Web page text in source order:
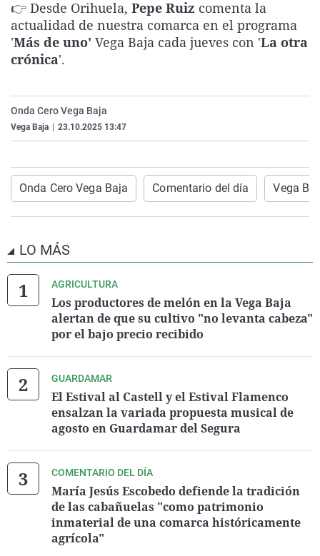
La rosa de los vientos
Gente viajera
Caso
Retornados
Extremadura
Galicia
Virales
Televisión
👉 Desde Orihuela, Pepe Ruiz comenta la
actualidad de nuestra comarca en el programa
'Más de uno' Vega Baja cada jueves con 'La otra
crónica'.
Onda Cero Vega Baja
Vega Baja 23.10.2025 13:47
Onda Cero Vega Baja Comentario del día Vega
LO MÁS
AGRICULTURA
Los productores de melón en la Vega Baja
alertan de que su cultivo "no levanta cabeza"
por el bajo precio recibido
GUARDAMAR
El Estival al Castell y el Estival Flamenco
ensalzan la variada propuesta musical de
agosto en Guardamar del Segura
COMENTARIO DEL DÍA
María Jesús Escobedo defiende la tradición
de las cabañuelas "como patrimonio
inmaterial de una comarca históricamente
agrícola"